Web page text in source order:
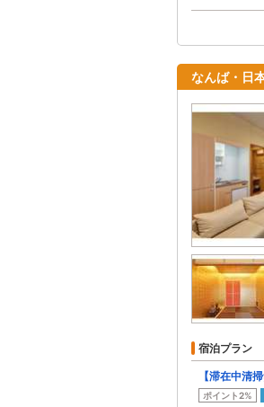
なんば・日
宿泊プラン
【滞在中清
ポイント2%